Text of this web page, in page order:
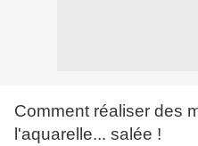
Comment réaliser des
l'aquarelle... salée !